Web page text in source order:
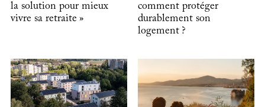
la solution pour mieux
vivre sa retraite »
comment protéger
durablement son
logement ?